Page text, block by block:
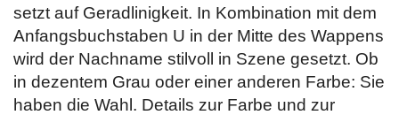
setzt auf Geradlinigkeit. In Kombination mit dem
Anfangsbuchstaben U in der Mitte des Wappens
wird der Nachname stilvoll in Szene gesetzt. Ob
in dezentem Grau oder einer anderen Farbe: Sie
haben die Wahl. Details zur Farbe und zur